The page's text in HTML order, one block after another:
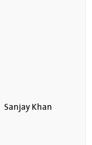
Sanjay Khan